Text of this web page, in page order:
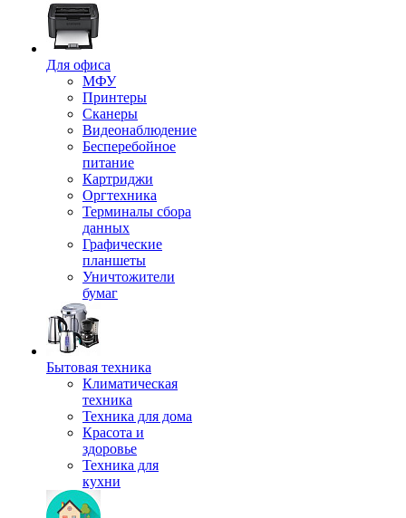
Для офиса
МФУ
Принтеры
Сканеры
Видеонаблюдение
Бесперебойное
питание
Картриджи
Оргтехника
Терминалы сбора
данных
Графические
планшеты
Уничтожители
бумаг
Бытовая техника
Климатическая
техника
Техника для дома
Красота и
здоровье
Техника для
кухни